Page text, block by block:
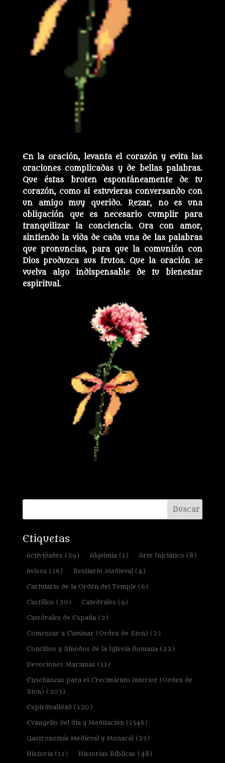
En la oración, levanta el corazón y evita las
oraciones complicadas y de bellas palabras.
Que éstas broten espontáneamente de tu
corazón, como si estuvieras conversando con
un amigo muy querido. Rezar, no es una
obligación que es necesario cumplir para
tranquilizar la conciencia. Ora con amor,
sintiendo la vida de cada una de las palabras
que pronuncias, para que la comunión con
Dios produzca sus frutos. Que la oración se
vuelva algo indispensable de tu bienestar
espiritual.
Etiquetas
Actividades (29) Alquimia(1) Arte Iniciático (8)
Avisos (16) Bestiario Medieval(4)
Cartulario de la Orden del Temple (6)
Castillos (20) Catedrales (9)
Catedrales de España(2)
Comenzar a Caminar (Orden de Sion) (2)
Concilios y Sínodos de la Iglesia Romana(22)
Devociones Marianas (11)
Enseñanzas para el Crecimiento Interior (Orden de
Sion) (203)
Espiritualidad (120)
Evangelio del día y Meditación(1546)
Gastronomía Medieval y Monacal(25)
Historia(11) Historias Bíblicas (48)